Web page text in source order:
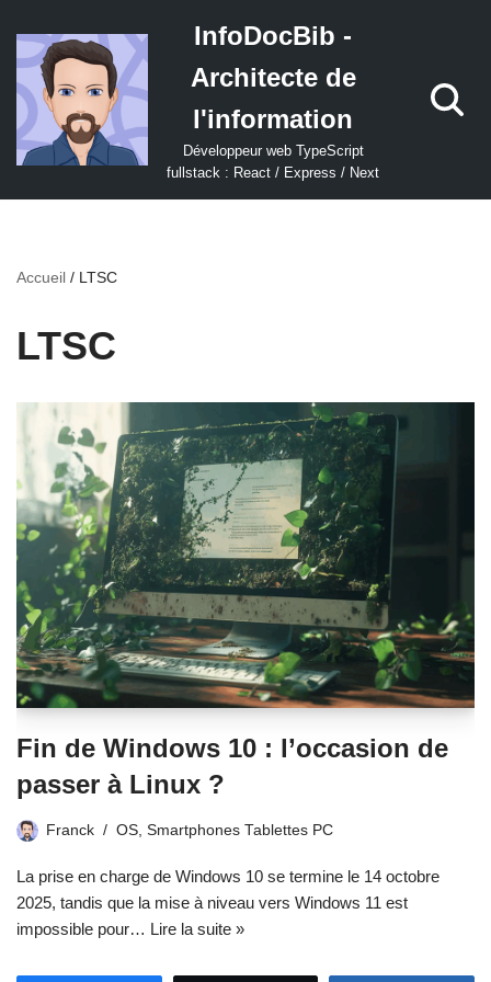
Aller
au
contenu
InfoDocBib -
Architecte de
l'information
Développeur web TypeScript
fullstack : React / Express / Next
Accueil / LTSC
LTSC
Fin de Windows 10 : l’occasion de
passer à Linux ?
Franck OS Smartphones Tablettes PC
La prise en charge de Windows 10 se termine le 14 octobre
2025, tandis que la mise à niveau vers Windows 11 est
impossible pour… Lire la suite »